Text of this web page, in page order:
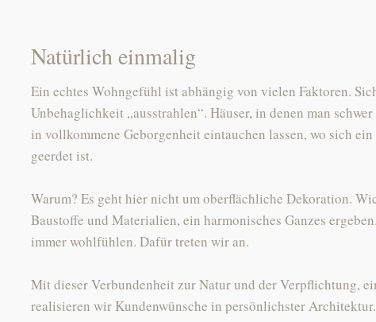
Natürlich einmalig
Ein echtes Wohngefühl ist abhängig von vielen Faktoren.
Unbehaglichkeit „ausstrahlen“. Häuser, in denen man
in vollkommene Geborgenheit eintauchen lassen, wo sich
geerdet ist.
Warum? Es geht hier nicht um oberflächliche Dekoration.
Baustoffe und Materialien, ein harmonisches Ganzes
immer wohlfühlen. Dafür treten wir an.
Mit dieser Verbundenheit zur Natur und der Verpflichtung,
realisieren wir Kundenwünsche in persönlichster